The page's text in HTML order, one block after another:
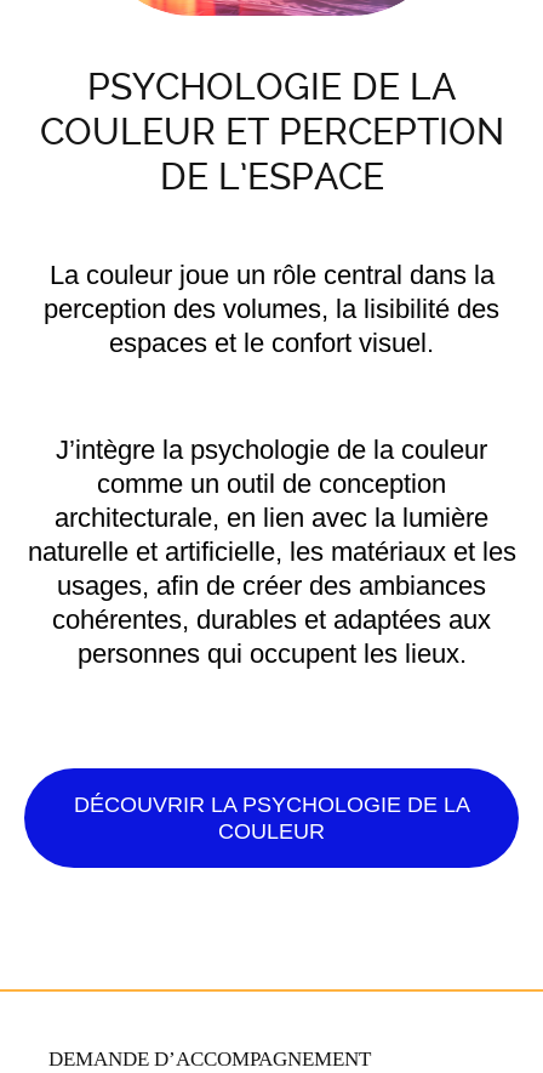
PSYCHOLOGIE DE LA
COULEUR ET PERCEPTION
DE L’ESPACE
La couleur joue un rôle central dans la
perception des volumes, la lisibilité des
espaces et le confort visuel.
J’intègre la psychologie de la couleur
comme un outil de conception
architecturale, en lien avec la lumière
naturelle et artificielle, les matériaux et les
usages, afin de créer des ambiances
cohérentes, durables et adaptées aux
personnes qui occupent les lieux.
DÉCOUVRIR LA PSYCHOLOGIE DE LA
COULEUR
DEMANDE D’ACCOMPAGNEMENT